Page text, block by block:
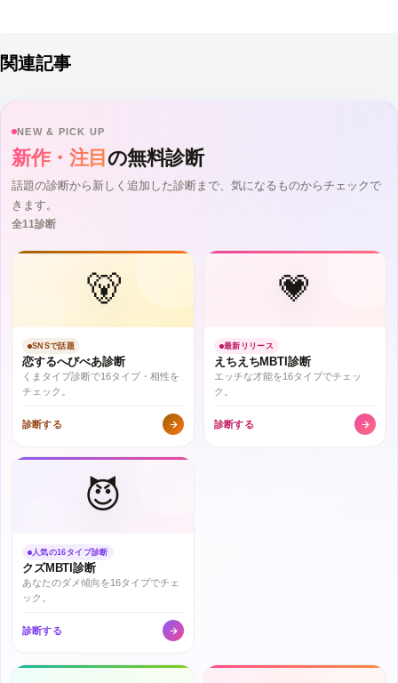
関連記事
NEW & PICK UP
新作・注目 の無料診断
話題の診断から新しく追加した診断まで、気になるものからチェックで
きます。
全11診断
🐻
SNSで話題
恋するへびべあ診断
くまタイプ診断で16タイプ・相性を
チェック。
診断する
💗
最新リリース
えちえちMBTI診断
エッチな才能を16タイプでチェッ
ク。
診断する
😈
人気の16タイプ診断
クズMBTI診断
あなたのダメ傾向を16タイプでチェ
ック。
診断する